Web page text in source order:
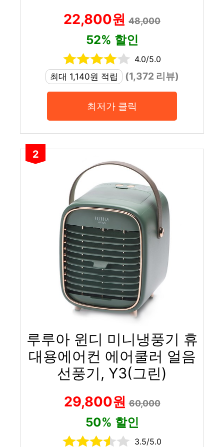
22,800원 48,000
52% 할인
4.0/5.0
최대 1,140원 적립
(1,372 리뷰)
최저가 클릭
2
루루아 윈디 미니냉풍기 휴
대용에어컨 에어쿨러 얼음
선풍기, Y3(그린)
29,800원60,000
50% 할인
3.5/5.0